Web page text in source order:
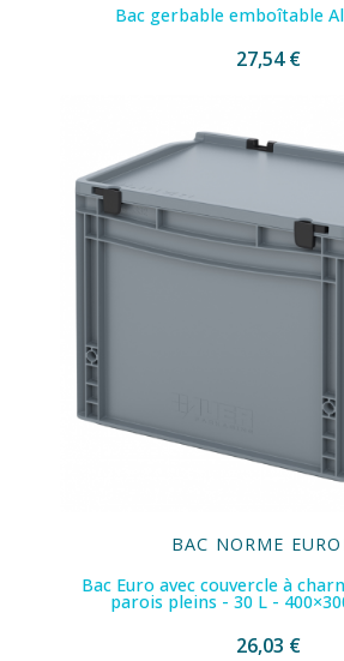
Bac gerbable emboîtable
27,54 €
BAC NORME
Bac Euro avec couvercle à
parois pleins - 30 L -
26,03 €